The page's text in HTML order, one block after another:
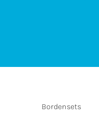
Bordensets